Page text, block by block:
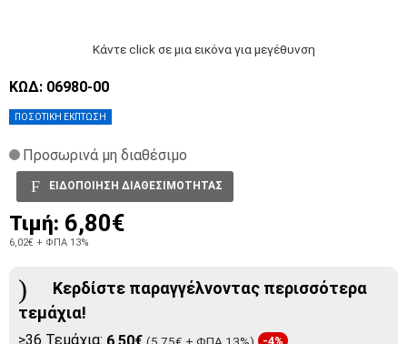
Κάντε click σε μια εικόνα για μεγέθυνση
ΠΟΣΟΤΙΚΗ ΕΚΠΤΩΣΗ
ΚΩΔ: 06980-00
Προσωρινά μη διαθέσιμο
ΕΙΔΟΠΟΙΗΣΗ ΔΙΑΘΕΣΙΜΟΤΗΤΑΣ
Τιμή: 6,80€
6,02€ + ΦΠΑ 13%
Κερδίστε παραγγέλνοντας περισσότερα
τεμάχια!
≥36 Τεμάχια: -4%